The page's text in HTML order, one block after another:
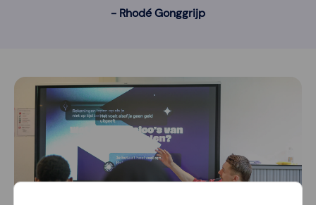
Rhodé Gonggrijp